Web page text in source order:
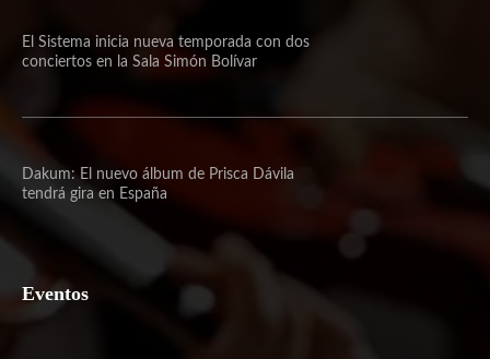
El Sistema inicia nueva temporada con dos
conciertos en la Sala Simón Bolívar
Dakum: El nuevo álbum de Prisca Dávila
tendrá gira en España
Eventos